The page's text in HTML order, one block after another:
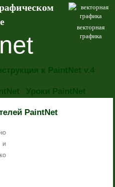
векторная
графика
к PaintNet v.4
Уроки PaintNet
PaintNet
и